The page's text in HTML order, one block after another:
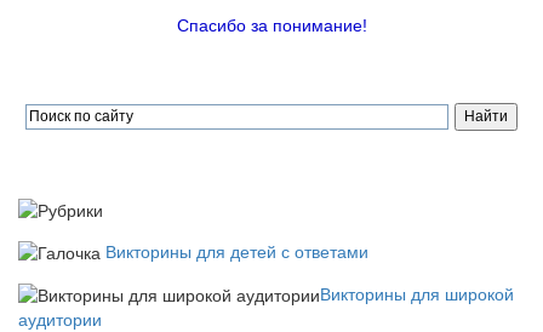
Спасибо за понимание!
Викторины для детей с ответами
Викторины для широкой
аудитории